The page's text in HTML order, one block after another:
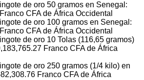
de oro 50 gramos en Senegal:
Franco CFA de África Occidental
de oro 100 gramos en Senegal:
Franco CFA de África Occidental
de oro 10 Tolas (116,65 gramos)
Franco CFA de África
de oro 250 gramos (1/4 kilo) en
Franco CFA de África